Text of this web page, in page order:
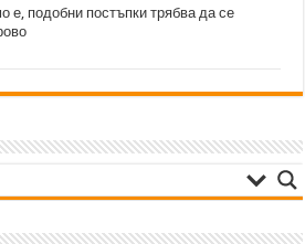
е, подобни постъпки трябва да се